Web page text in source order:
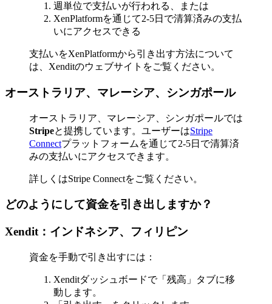
週単位で支払いが行われる、または
XenPlatformを通じて2-5日で清算済みの支払
いにアクセスできる
支払いをXenPlatformから引き出す方法について
は、Xenditのウェブサイトをご覧ください。
オーストラリア、マレーシア、シンガポール
オーストラリア、マレーシア、シンガポールでは
Stripeと提携しています。ユーザーはStripe
Connectプラットフォームを通じて2-5日で清算済
みの支払いにアクセスできます。
詳しくはStripe Connectをご覧ください。
どのようにして資金を引き出しますか？
Xendit：インドネシア、フィリピン
資金を手動で引き出すには：
Xenditダッシュボードで「残高」タブに移
動します。